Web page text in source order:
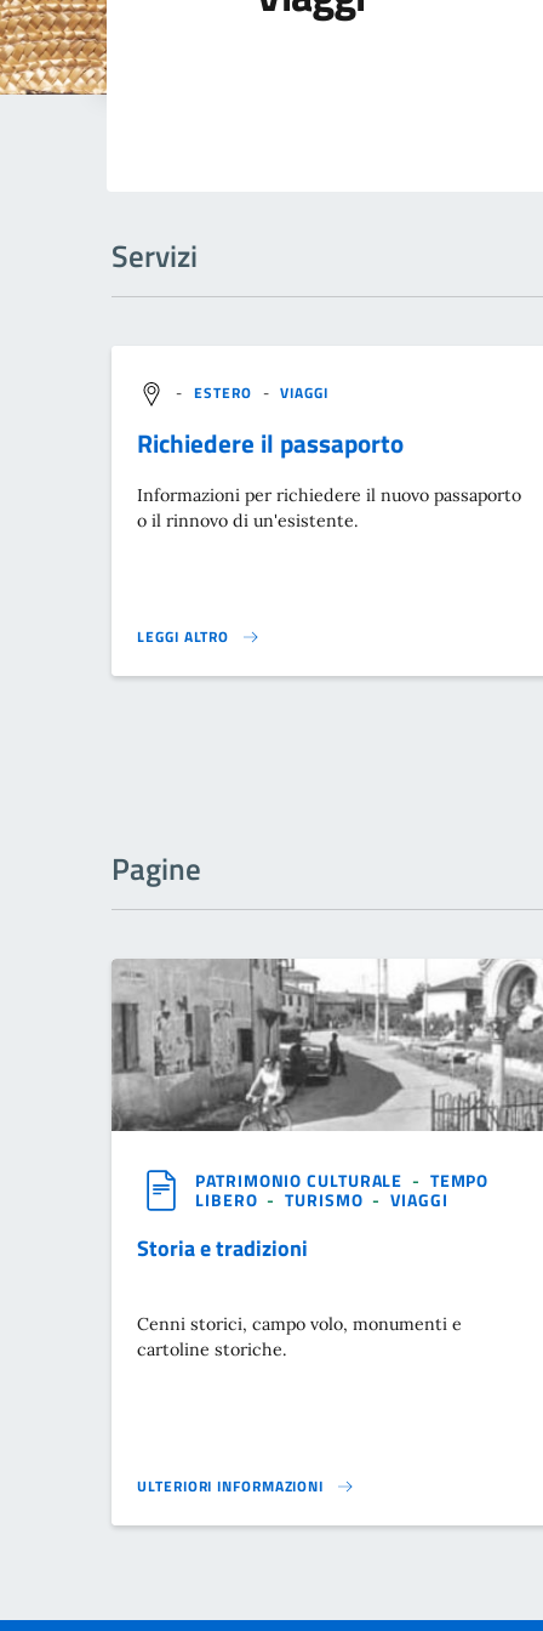
Servizi
- ESTERO - VIAGGI
Richiedere il passaporto
Informazioni per richiedere il nuovo passaporto
o il rinnovo di un'esistente.
LEGGI ALTRO
RICHIEDERE IL PASSAPORTO}
Pagine
PATRIMONIO CULTURALE - TEMPO
LIBERO -TURISMO -VIAGGI
Storia e tradizioni
Cenni storici, campo volo, monumenti e
cartoline storiche.
ULTERIORI INFORMAZIONI
STORIA E TRADIZIONI}